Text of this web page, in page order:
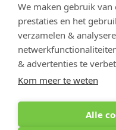
We maken gebruik
prestaties en het
verzamelen &
& advertenties te
Kom meer te weten
Alle
Optiphar Mol
Copyright 2026